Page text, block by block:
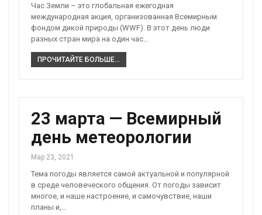
Час Земли – это глобальная ежегодная
международная акция, организованная Всемирным
фондом дикой природы (WWF). В этот день люди
разных стран мира на один час…
ПРОЧИТАЙТЕ БОЛЬШЕ...
23 марта — Всемирный
день метеорологии
Мар 23, 2021
Тема погоды является самой актуальной и популярной
в среде человеческого общения. От погоды зависит
многое, и наше настроение, и самочувствие, наши
планы и,…